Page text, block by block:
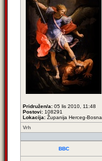
Pridružen/a: 05 lis 2010, 11:48
Postovi: 108291
Lokacija: Županija Herceg-Bosna
Vrh
BBC